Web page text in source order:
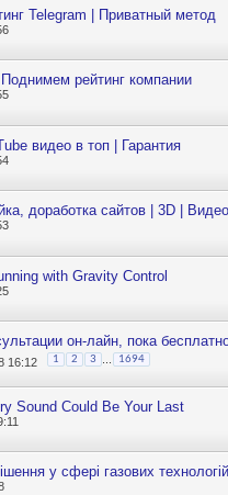
Telegram | Приватный метод
рейтинг компании
видео в топ | Гарантия
доработка сайтов | 3D |
with Gravity Control
он-лайн, пока
16:12 1 2 3 1694
Sound Could Be Your Last
у сфері газових